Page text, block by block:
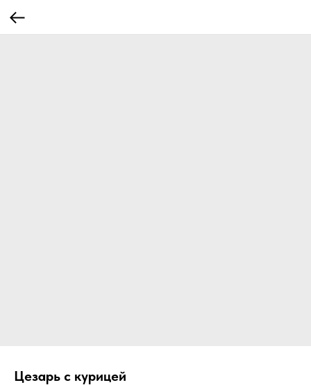
Цезарь с курицей